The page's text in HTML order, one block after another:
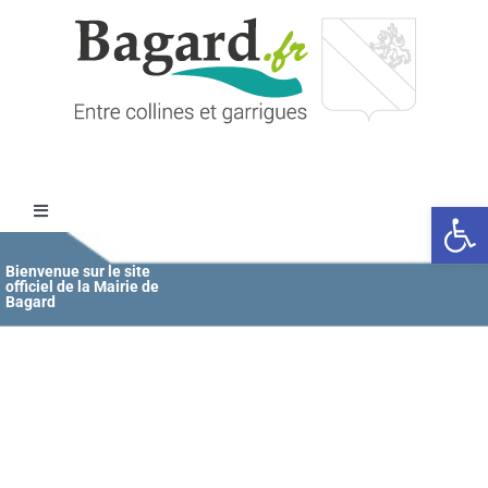
Ouvrir
Toggle
Navigation
Accueil
Bienvenue sur le site
officiel de la Mairie de
Bagard